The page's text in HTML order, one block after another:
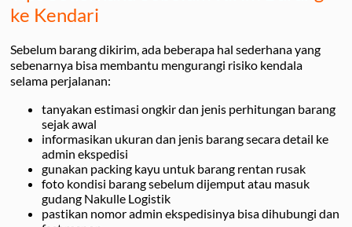
ke Kendari
Sebelum barang dikirim, ada beberapa hal sederhana yang
sebenarnya bisa membantu mengurangi risiko kendala
selama perjalanan:
tanyakan estimasi ongkir dan jenis perhitungan barang
sejak awal
informasikan ukuran dan jenis barang secara detail ke
admin ekspedisi
gunakan packing kayu untuk barang rentan rusak
foto kondisi barang sebelum dijemput atau masuk
gudang Nakulle Logistik
pastikan nomor admin ekspedisinya bisa dihubungi dan